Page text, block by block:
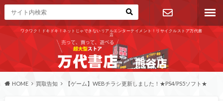
ワクワク！ドキドキ！ネットじゃできないリアルエンターテイメント！リサイクルストア万代書
店
お問い合わ
せ
HOME 買取告知 【ゲーム】WEBチラシ更新しました！★PS4/PS5ソフト★